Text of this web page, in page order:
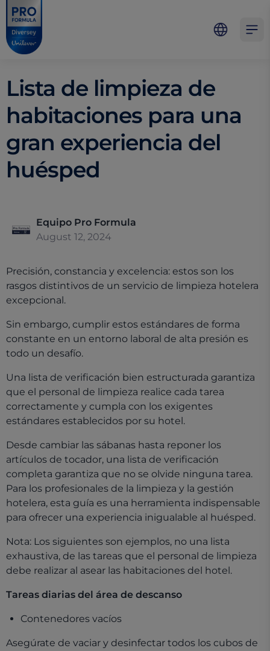
Skip to main content
Skip to navigation
Skip to footer
Pro Formula
Lista de limpieza de
habitaciones para una
gran experiencia del
huésped
Equipo Pro Formula
August 12, 2024
Precisión, constancia y excelencia: estos son los
rasgos distintivos de un servicio de limpieza hotelera
excepcional.
Sin embargo, cumplir estos estándares de forma
constante en un entorno laboral de alta presión es
todo un desafío.
Una lista de verificación bien estructurada garantiza
que el personal de limpieza realice cada tarea
correctamente y cumpla con los exigentes
estándares establecidos por su hotel.
Desde cambiar las sábanas hasta reponer los
artículos de tocador, una lista de verificación
completa garantiza que no se olvide ninguna tarea.
Para los profesionales de la limpieza y la gestión
hotelera, esta guía es una herramienta indispensable
para ofrecer una experiencia inigualable al huésped.
Nota: Los siguientes son ejemplos, no una lista
exhaustiva, de las tareas que el personal de limpieza
debe realizar al asear las habitaciones del hotel.
Tareas diarias del área de descanso
Contenedores vacíos
Asegúrate de vaciar y desinfectar todos los cubos de